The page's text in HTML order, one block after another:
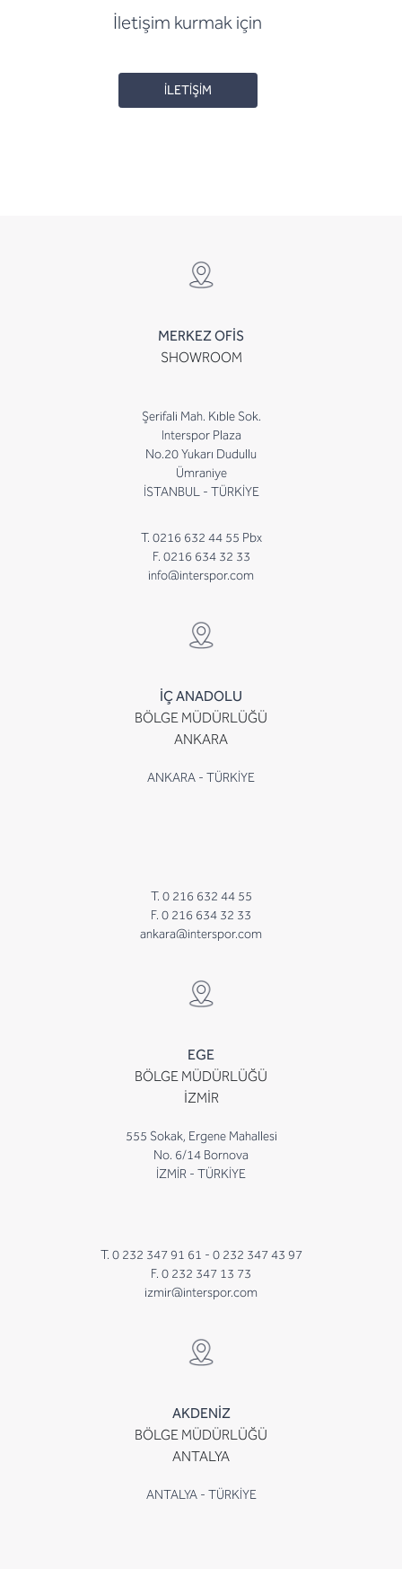
İletişim kurmak için
İLETİŞİM
MERKEZ OFİS
SHOWROOM
Şerifali Mah. Kıble Sok.
Interspor Plaza
No.20 Yukarı Dudullu
Ümraniye
İSTANBUL - TÜRKİYE
T. 0216 632 44 55 Pbx
F. 0216 634 32 33
info@interspor.com
İÇ ANADOLU
BÖLGE MÜDÜRLÜĞÜ
ANKARA
ANKARA - TÜRKİYE
T. 0 216 632 44 55
F. 0 216 634 32 33
ankara@interspor.com
EGE
BÖLGE MÜDÜRLÜĞÜ
İZMİR
555 Sokak, Ergene Mahallesi
No. 6/14 Bornova
İZMİR - TÜRKİYE
T. 0 232 347 91 61 - 0 232 347 43 97
F. 0 232 347 13 73
izmir@interspor.com
AKDENİZ
BÖLGE MÜDÜRLÜĞÜ
ANTALYA
ANTALYA - TÜRKİYE